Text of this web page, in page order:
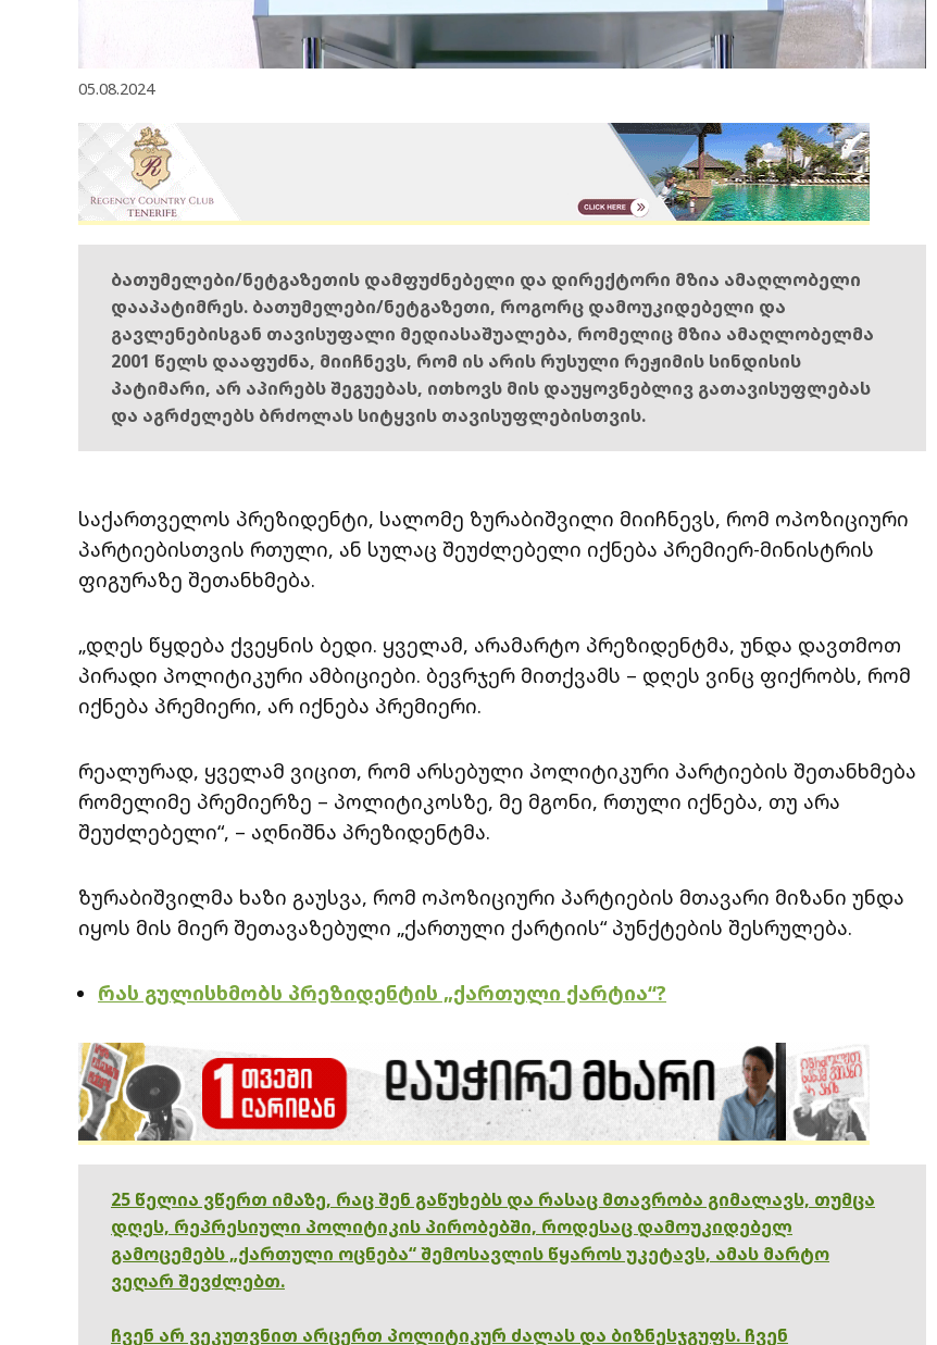
05.08.2024
ბათუმელები/ნეტგაზეთის დამფუძნებელი და დირექტორი მზია ამაღლობელი
დააპატიმრეს. ბათუმელები/ნეტგაზეთი, როგორც დამოუკიდებელი და
გავლენებისგან თავისუფალი მედიასაშუალება, რომელიც მზია ამაღლობელმა
2001 წელს დააფუძნა, მიიჩნევს, რომ ის არის რუსული რეჟიმის სინდისის
პატიმარი, არ აპირებს შეგუებას, ითხოვს მის დაუყოვნებლივ გათავისუფლებას
და აგრძელებს ბრძოლას სიტყვის თავისუფლებისთვის.
საქართველოს პრეზიდენტი, სალომე ზურაბიშვილი მიიჩნევს, რომ ოპოზიციური
პარტიებისთვის რთული, ან სულაც შეუძლებელი იქნება პრემიერ-მინისტრის
ფიგურაზე შეთანხმება.
„დღეს წყდება ქვეყნის ბედი. ყველამ, არამარტო პრეზიდენტმა, უნდა დავთმოთ
პირადი პოლიტიკური ამბიციები. ბევრჯერ მითქვამს – დღეს ვინც ფიქრობს, რომ
იქნება პრემიერი, არ იქნება პრემიერი.
რეალურად, ყველამ ვიცით, რომ არსებული პოლიტიკური პარტიების შეთანხმება
რომელიმე პრემიერზე – პოლიტიკოსზე, მე მგონი, რთული იქნება, თუ არა
შეუძლებელი“, – აღნიშნა პრეზიდენტმა.
ზურაბიშვილმა ხაზი გაუსვა, რომ ოპოზიციური პარტიების მთავარი მიზანი უნდა
იყოს მის მიერ შეთავაზებული „ქართული ქარტიის“ პუნქტების შესრულება.
რას გულისხმობს პრეზიდენტის „ქართული ქარტია“?
25 წელია ვწერთ იმაზე, რაც შენ გაწუხებს და რასაც მთავრობა გიმალავს, თუმცა
დღეს, რეპრესიული პოლიტიკის პირობებში, როდესაც დამოუკიდებელ
გამოცემებს „ქართული ოცნება“ შემოსავლის წყაროს უკეტავს, ამას მარტო
ვეღარ შევძლებთ.
ჩვენ არ ვეკუთვნით არცერთ პოლიტიკურ ძალას და ბიზნესჯგუფს. ჩვენ